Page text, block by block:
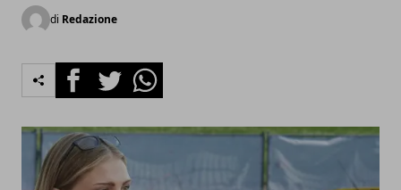
di Redazione
FacebookTwitterWhatsapp